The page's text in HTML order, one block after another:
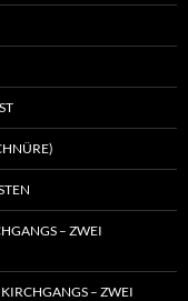
– ZWEI
– ZWEI